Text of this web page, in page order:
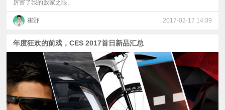
评
视
频
厉害了我的败家之眼。
崔野 2017-02-17 14:39
年度狂欢的前戏，CES 2017首日新品汇总